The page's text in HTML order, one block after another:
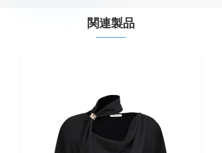
関連製品
もっと見る >>